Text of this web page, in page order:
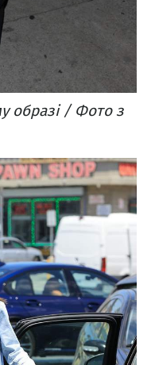
образі / Фото з